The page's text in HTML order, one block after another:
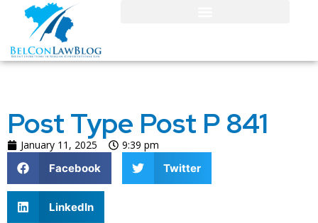
Post Type Post P 841
January 11, 2025
9:39 pm
Facebook
Twitter
LinkedIn